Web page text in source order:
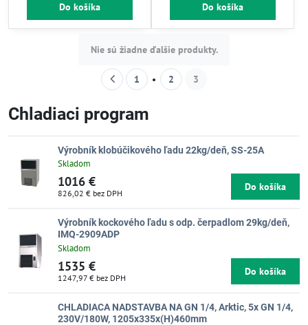
Do košíka Do košíka
Nie sú žiadne ďalšie produkty.
1 2 3
Chladiaci program
Výrobník klobúčikového ľadu 22kg/deň, SS-25A
Skladom
1016 €
826,02 € bez DPH
Do košíka
Výrobník kockového ľadu s odp. čerpadlom 29kg/deň,
IMQ-2909ADP
Skladom
1535 €
1247,97 € bez DPH
Do košíka
CHLADIACA NADSTAVBA NA GN 1/4, Arktic, 5x GN 1/4,
230V/180W, 1205x335x(H)460mm